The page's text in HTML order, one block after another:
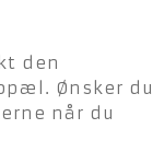
den
Ønsker du
når du